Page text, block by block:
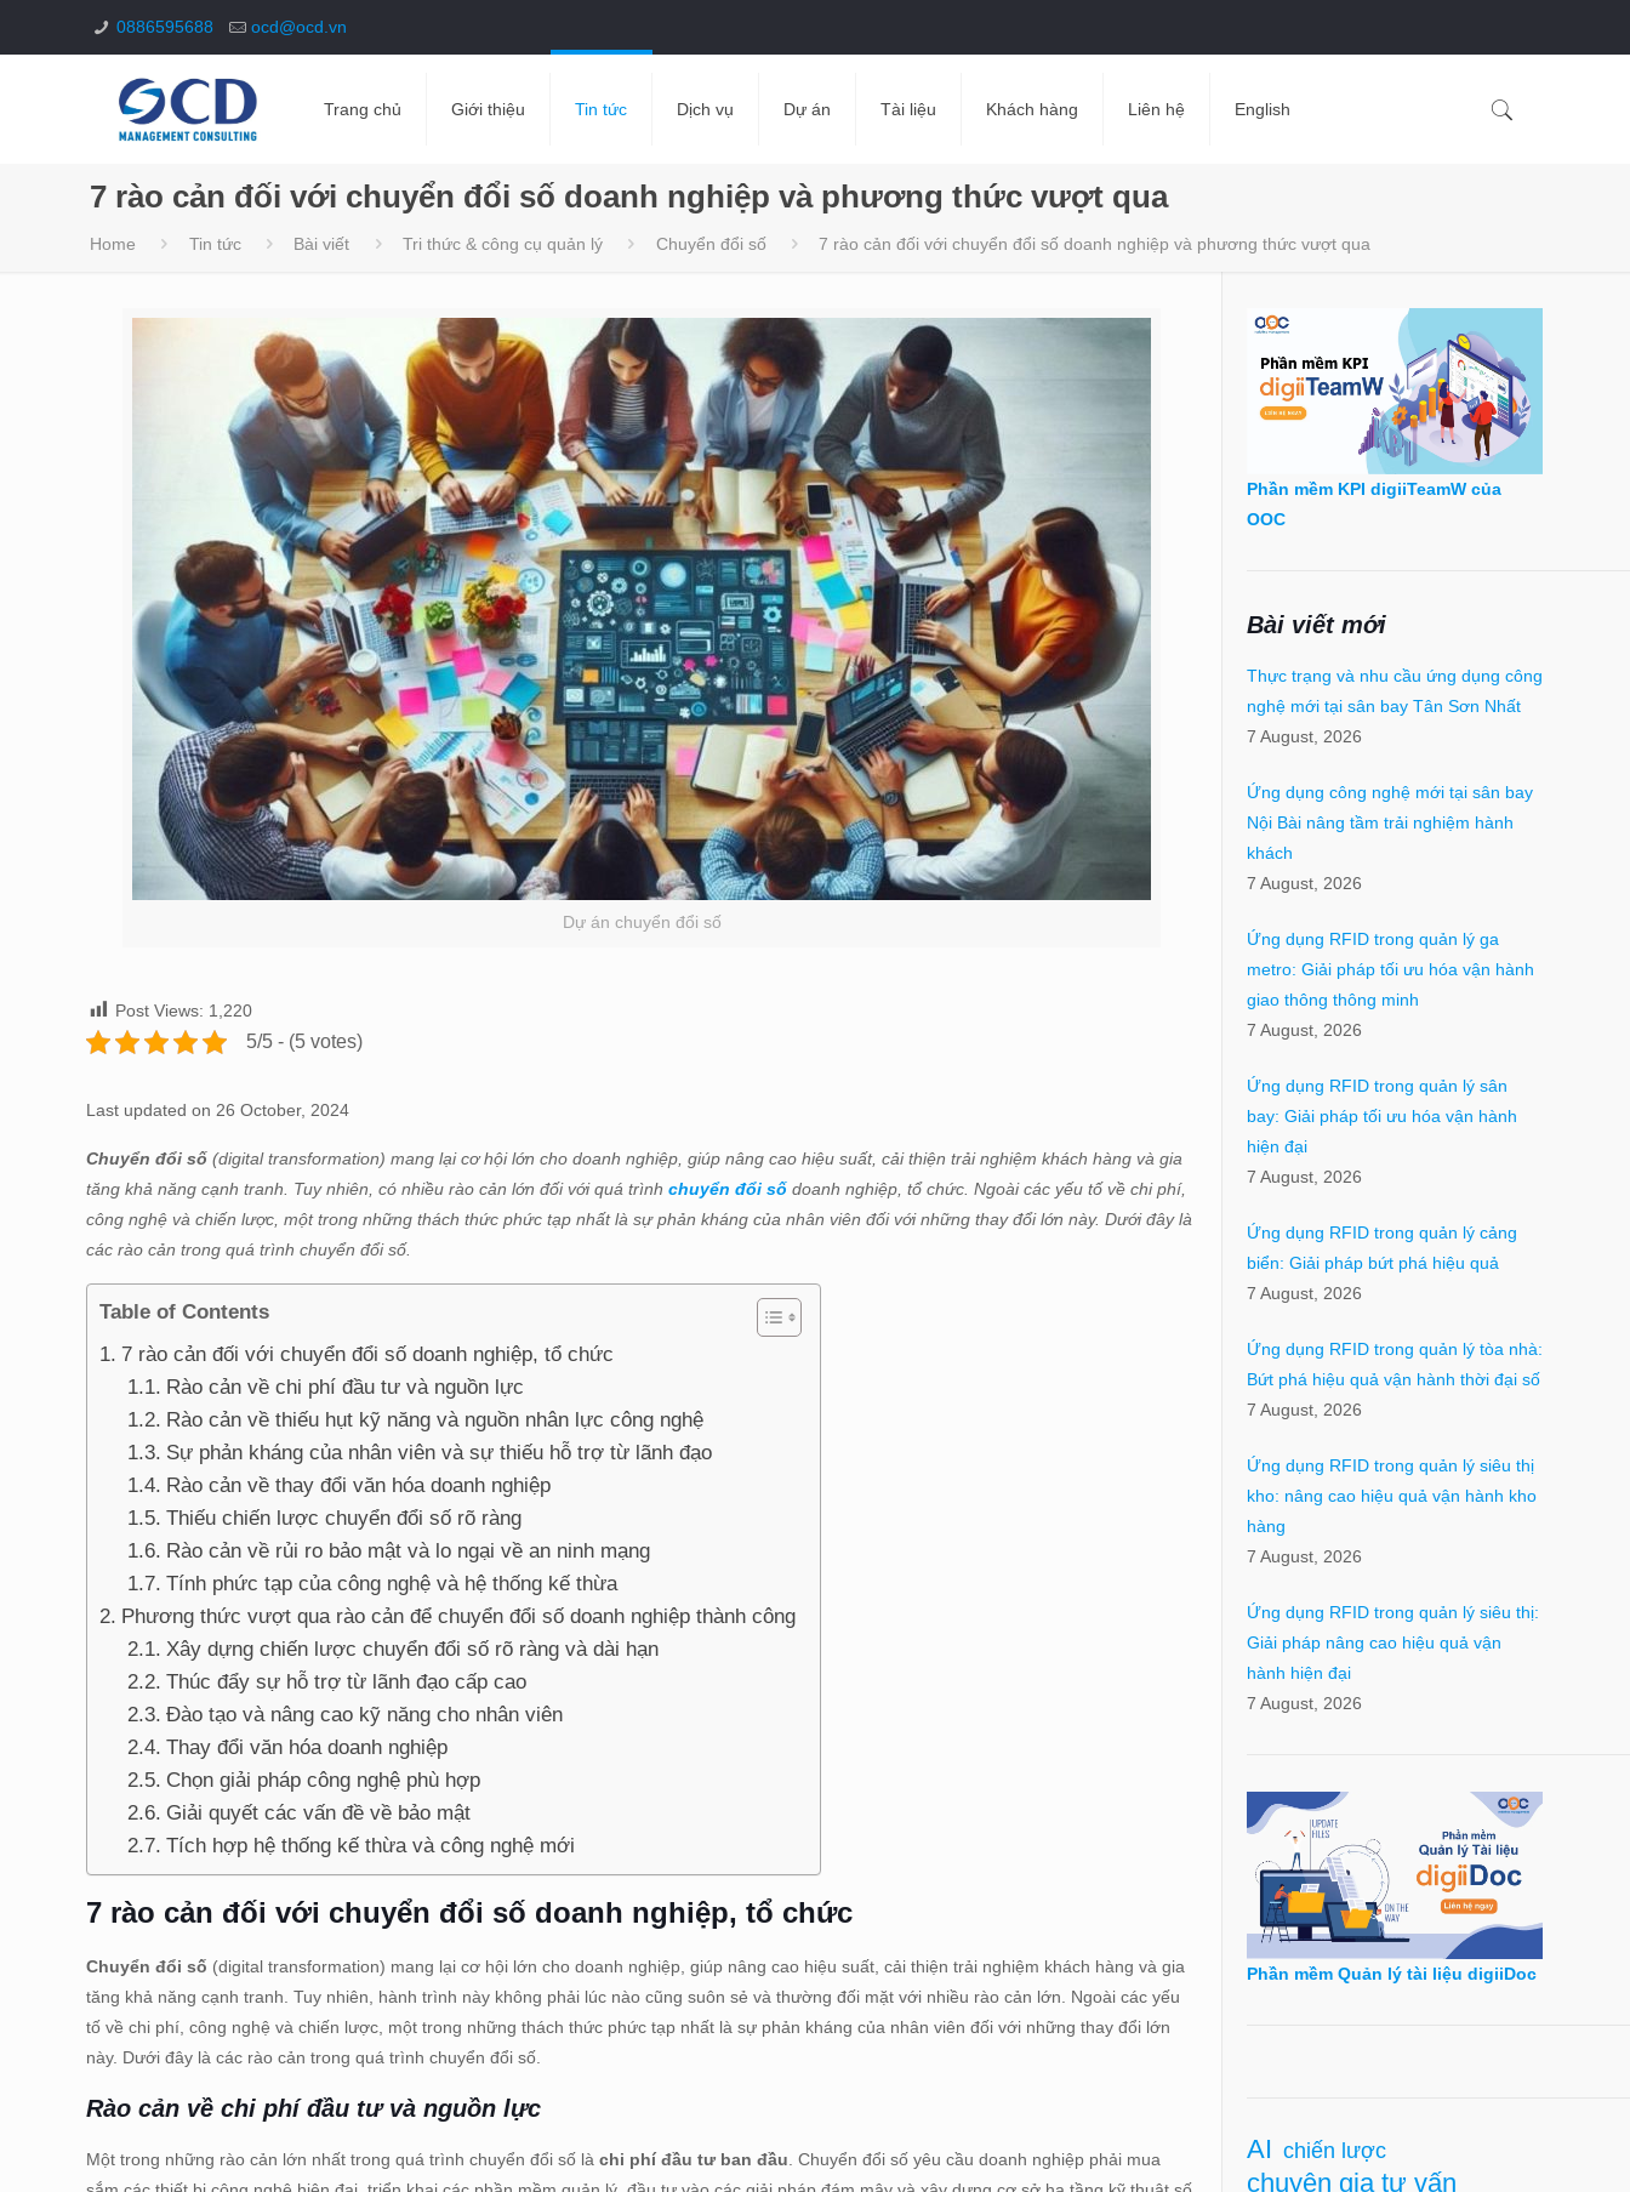
0886595688 ocd@ocd.vn
Trang chủ Giới thiệu Tin tức Dịch vụ Dự án Tài liệu Khách hàng Liên hệ English
7 rào cản đối với chuyển đổi số doanh nghiệp và phương thức vượt qua
Home Tin tức Bài viết Tri thức & công cụ quản lý Chuyển đổi số 7 rào cản đối với chuyển đổi số doanh nghiệp và phương thức vượt qua
Dự án chuyển đổi số
Post Views: 1,220
5/5 - (5 votes)
Last updated on 26 October, 2024
Chuyển đổi số (digital transformation) mang lại cơ hội lớn cho doanh nghiệp, giúp nâng cao hiệu suất, cải thiện trải nghiệm khách hàng và gia
tăng khả năng cạnh tranh. Tuy nhiên, có nhiều rào cản lớn đối với quá trìnhchuyển đổi số doanh nghiệp, tổ chức. Ngoài các yếu tố về chi phí,
công nghệ và chiến lược, một trong những thách thức phức tạp nhất là sự phản kháng của nhân viên đối với những thay đổi lớn này. Dưới đây là
các rào cản trong quá trình chuyển đổi số.
Table of Contents
7 rào cản đối với chuyển đổi số doanh nghiệp, tổ chức
Rào cản về chi phí đầu tư và nguồn lực
Rào cản về thiếu hụt kỹ năng và nguồn nhân lực công nghệ
Sự phản kháng của nhân viên và sự thiếu hỗ trợ từ lãnh đạo
Rào cản về thay đổi văn hóa doanh nghiệp
Thiếu chiến lược chuyển đổi số rõ ràng
Rào cản về rủi ro bảo mật và lo ngại về an ninh mạng
Tính phức tạp của công nghệ và hệ thống kế thừa
Phương thức vượt qua rào cản để chuyển đổi số doanh nghiệp thành công
Xây dựng chiến lược chuyển đổi số rõ ràng và dài hạn
Thúc đẩy sự hỗ trợ từ lãnh đạo cấp cao
Đào tạo và nâng cao kỹ năng cho nhân viên
Thay đổi văn hóa doanh nghiệp
Chọn giải pháp công nghệ phù hợp
Giải quyết các vấn đề về bảo mật
Tích hợp hệ thống kế thừa và công nghệ mới
7 rào cản đối với chuyển đổi số doanh nghiệp, tổ chức
Chuyển đổi số (digital transformation) mang lại cơ hội lớn cho doanh nghiệp, giúp nâng cao hiệu suất, cải thiện trải nghiệm khách hàng và gia
tăng khả năng cạnh tranh. Tuy nhiên, hành trình này không phải lúc nào cũng suôn sẻ và thường đối mặt với nhiều rào cản lớn. Ngoài các yếu
tố về chi phí, công nghệ và chiến lược, một trong những thách thức phức tạp nhất là sự phản kháng của nhân viên đối với những thay đổi lớn
này. Dưới đây là các rào cản trong quá trình chuyển đổi số.
Rào cản về chi phí đầu tư và nguồn lực
Một trong những rào cản lớn nhất trong quá trình chuyển đổi số làchi phí đầu tư ban đầu . Chuyển đổi số yêu cầu doanh nghiệp phải mua
Phần mềm KPI digiiTeamW của
OOC
Bài viết mới
Thực trạng và nhu cầu ứng dụng công
nghệ mới tại sân bay Tân Sơn Nhất
7 August, 2026
Ứng dụng công nghệ mới tại sân bay
Nội Bài nâng tầm trải nghiệm hành
khách
7 August, 2026
Ứng dụng RFID trong quản lý ga
metro: Giải pháp tối ưu hóa vận hành
giao thông thông minh
7 August, 2026
Ứng dụng RFID trong quản lý sân
bay: Giải pháp tối ưu hóa vận hành
hiện đại
7 August, 2026
Ứng dụng RFID trong quản lý cảng
biển: Giải pháp bứt phá hiệu quả
7 August, 2026
Ứng dụng RFID trong quản lý tòa nhà:
Bứt phá hiệu quả vận hành thời đại số
7 August, 2026
Ứng dụng RFID trong quản lý siêu thị
kho: nâng cao hiệu quả vận hành kho
hàng
7 August, 2026
Ứng dụng RFID trong quản lý siêu thị:
Giải pháp nâng cao hiệu quả vận
hành hiện đại
7 August, 2026
Phần mềm Quản lý tài liệu digiiDoc
AI chiến lược
chuyên gia tư vấn